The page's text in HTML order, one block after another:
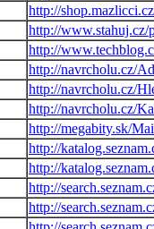
http://
http://www.stahuj.cz/
http://
http://navrcholu.cz/
http://navrcholu.cz/
http://navrcholu.cz/
http://megabity.sk/
http://
http://
http://
http://